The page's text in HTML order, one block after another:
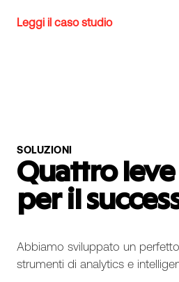
Leggi il caso studio
SOLUZIONI
Quattro leve
per il
Abbiamo sviluppato un
strumenti di analytics e